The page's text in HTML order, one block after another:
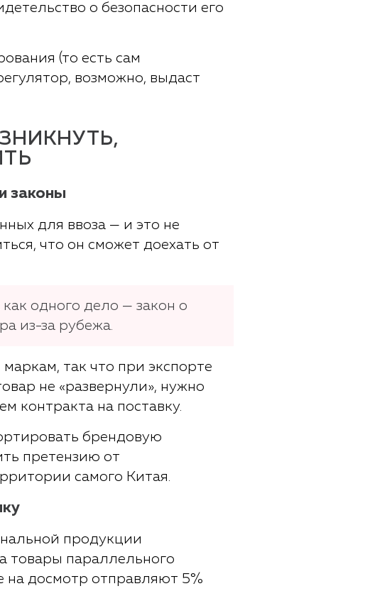
о безопасности его
(то есть сам
возможно, выдаст
законы
для ввоза — и это не
что он сможет доехать от
одного дело — закон о
из-за рубежа.
так что при экспорте
не «развернули», нужно
контракта на поставку.
брендовую
претензию от
самого Китая.
продукции
товары параллельного
на досмотр отправляют 5%